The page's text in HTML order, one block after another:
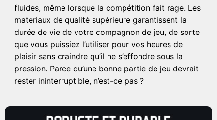
fluides, même lorsque la compétition fait rage. Les
matériaux de qualité supérieure garantissent la
durée de vie de votre compagnon de jeu, de sorte
que vous puissiez l’utiliser pour vos heures de
plaisir sans craindre qu’il ne s’effondre sous la
pression. Parce qu’une bonne partie de jeu devrait
rester ininterruptible, n’est-ce pas ?